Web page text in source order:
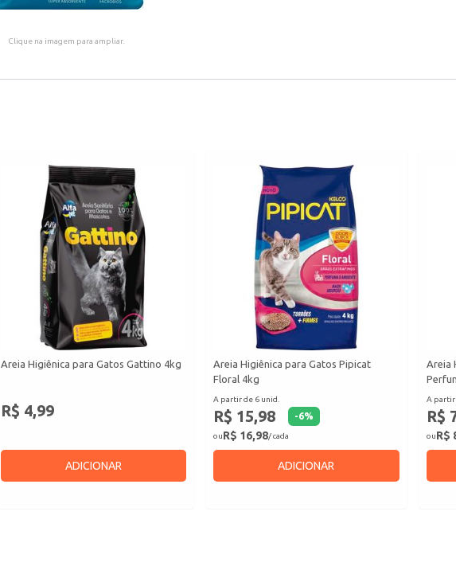
Clique na imagem para ampliar.
Areia Higiênica para Gatos Gattino 4kg
R$ 4,99
ADICIONAR
Areia Higiênica para Gatos Pipicat
Floral 4kg
A partir de 6 unid.
R$ 15,98 -6%
ouR$ 16,98/ cada
ADICIONAR
Areia
A partir
R$
ouR$